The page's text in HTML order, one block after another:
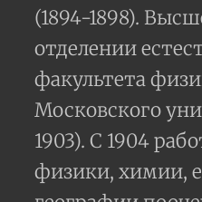
(1894-1898).
отделении
факультета
Московского
1903). С 1904
физики, химии,